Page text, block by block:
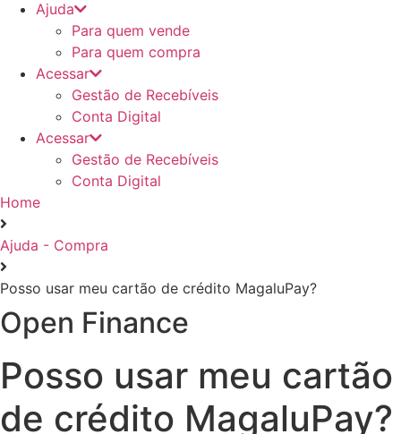
Ajuda
Para quem vende
Para quem compra
Acessar
Gestão de Recebíveis
Conta Digital
Acessar
Gestão de Recebíveis
Conta Digital
Home
Ajuda - Compra
Posso usar meu cartão de crédito MagaluPay?
Open Finance
Posso usar meu cartão
de crédito MagaluPay?